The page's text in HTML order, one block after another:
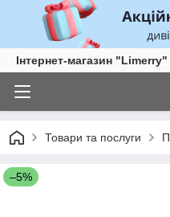
Інтернет-магазин "Limerry"
Товари та послуги
–5%